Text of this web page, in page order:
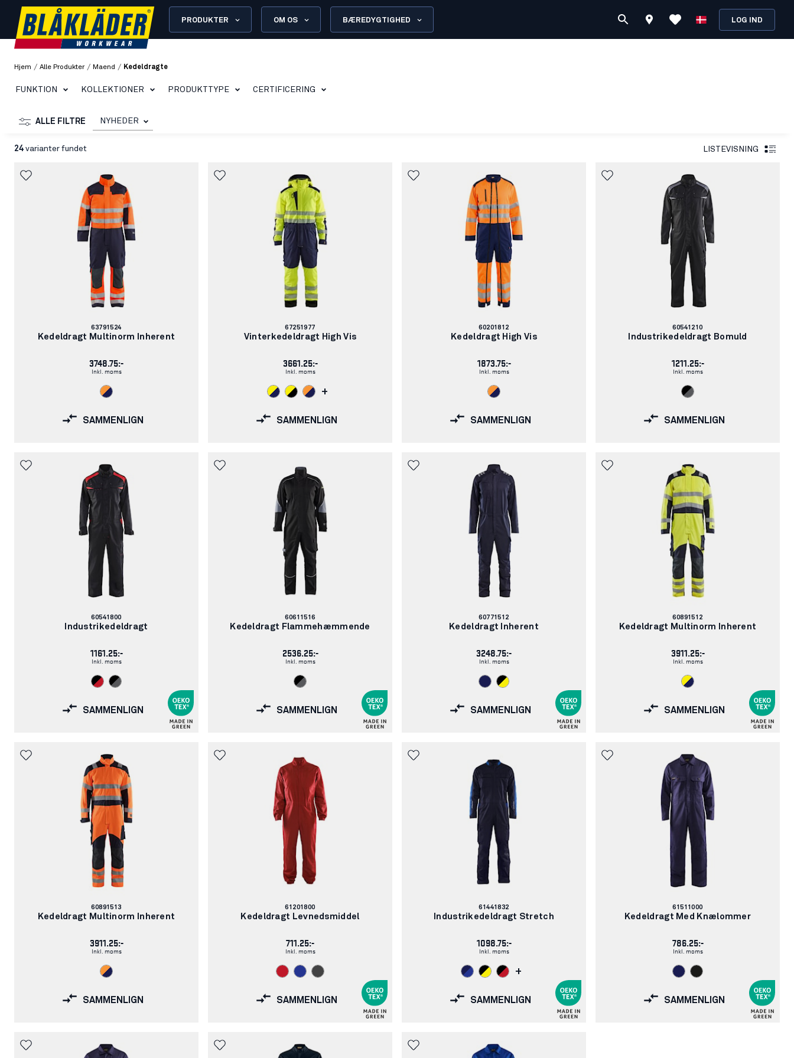
PRODUKTER OM OS BÆREDYGTIGHED LOG IND
Hjem / Alle Produkter / Maend / Kedeldragte
FUNKTION KOLLEKTIONER PRODUKTTYPE CERTIFICERING
ALLE FILTRE NYHEDER
24 varianter fundet LISTEVISNING
Varenummer:
63791524
Kedeldragt Multinorm Inherent
3748.75:-
Inkl. moms
SAMMENLIGN
Varenummer:
67251977
Vinterkedeldragt High Vis
3661.25:-
Inkl. moms
+
SAMMENLIGN
Varenummer:
60201812
Kedeldragt High Vis
1873.75:-
Inkl. moms
SAMMENLIGN
Varenummer:
60541210
Industrikedeldragt Bomuld
1211.25:-
Inkl. moms
SAMMENLIGN
Varenummer:
60541800
Industrikedeldragt
1161.25:-
Inkl. moms
SAMMENLIGN
Varenummer:
60611516
Kedeldragt Flammehæmmende
2536.25:-
Inkl. moms
SAMMENLIGN
Varenummer:
60771512
Kedeldragt Inherent
3248.75:-
Inkl. moms
SAMMENLIGN
Varenummer:
60891512
Kedeldragt Multinorm Inherent
3911.25:-
Inkl. moms
SAMMENLIGN
Varenummer:
60891513
Kedeldragt Multinorm Inherent
3911.25:-
Inkl. moms
SAMMENLIGN
Varenummer:
61201800
Kedeldragt Levnedsmiddel
711.25:-
Inkl. moms
SAMMENLIGN
Varenummer:
61441832
Industrikedeldragt Stretch
1098.75:-
Inkl. moms
+
SAMMENLIGN
Varenummer:
61511000
Kedeldragt Med Knælommer
786.25:-
Inkl. moms
SAMMENLIGN